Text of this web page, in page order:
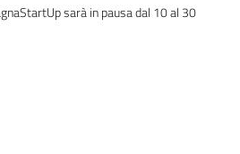
sarà in pausa dal 10 al 30
REDAZIONE DI